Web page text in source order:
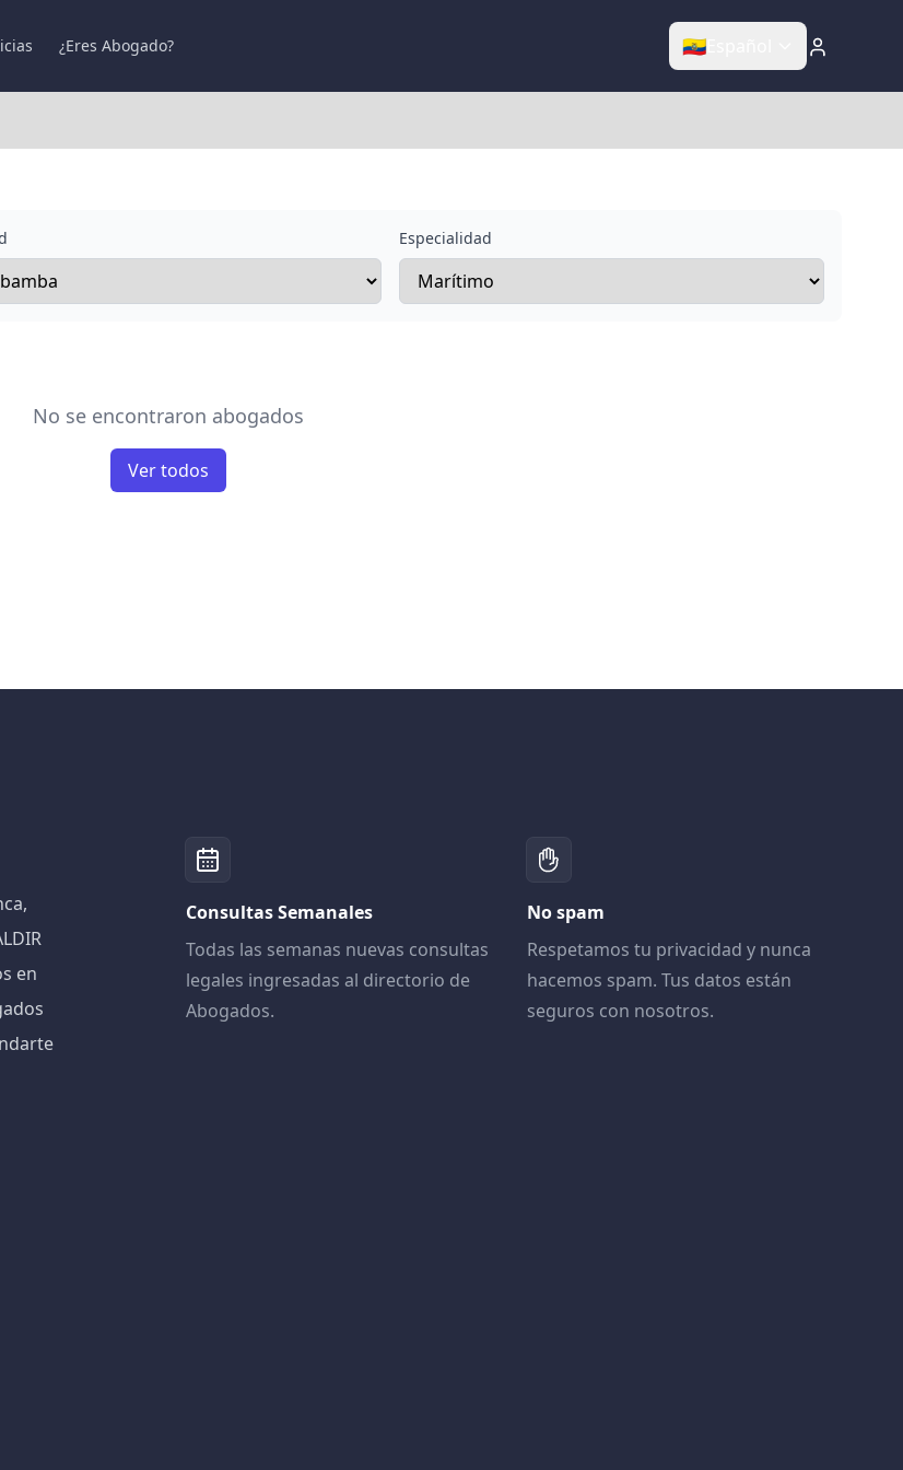
¿Eres Abogado? 🇪🇨
Especialidad
No se encontraron abogados
Ver todos
en
Consultas Semanales
Todas las semanas nuevas consultas
legales ingresadas al directorio de
Abogados.
No spam
Respetamos tu privacidad y nunca
hacemos spam. Tus datos están
seguros con nosotros.